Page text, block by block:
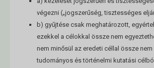
végezni („jogszerűség, tisztességes
b) gyűjtése csak meghatározott,
ezekkel a célokkal össze nem
nem minősül az eredeti céllal össze
tudományos és történelmi kutatási